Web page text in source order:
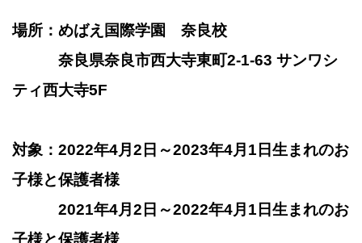
場所：めばえ国際学園 奈良校
奈良県奈良市西大寺東町2-1-63 サンワシ
ティ西大寺5F
対象：2022年4月2日～2023年4月1日生まれのお
子様と保護者様
2021年4月2日～2022年4月1日生まれのお
子様と保護者様